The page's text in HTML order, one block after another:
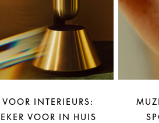
INTERIEURS:
VOOR IN HUIS